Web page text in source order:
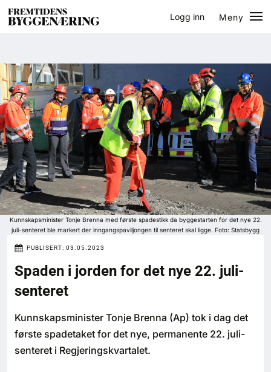
Logg inn
Meny
Eventer
Prosjekter
Bygg-guiden
Logg inn
Bygg
Arkitektur
Bærekraft
Digitalisering
Eiendom
Kunnskapsminister Tonje Brenna med første spadestikk da byggestarten for det nye 22.
juli-senteret ble markert der inngangspaviljongen til senteret skal ligge. Foto: Statsbygg
PUBLISERT: 03.05.2023
Spaden i jorden for det nye 22. juli-
senteret
Kunnskapsminister Tonje Brenna (Ap) tok i dag det
første spadetaket for det nye, permanente 22. juli-
senteret i Regjeringskvartalet.